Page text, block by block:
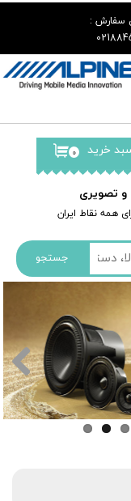
جستجو
همه نقاط ایران
سفارش :
۰ خرید
و تصویری